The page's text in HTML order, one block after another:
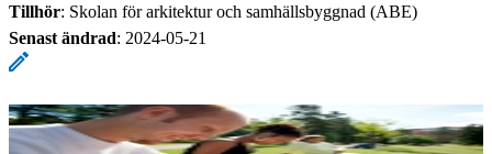
Tillhör: Skolan för arkitektur och samhällsbyggnad (ABE)
Senast ändrad: 2024-05-21